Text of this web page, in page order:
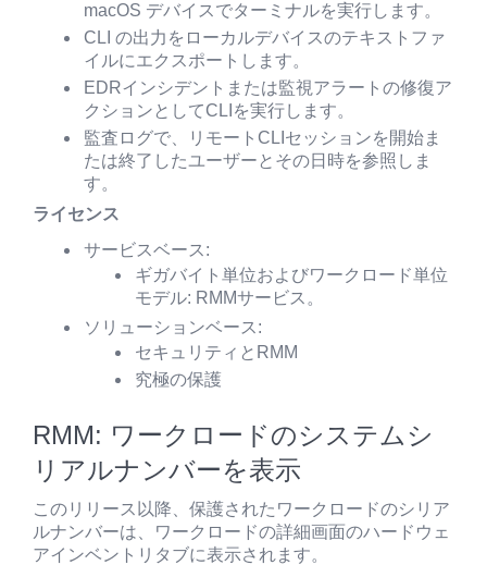
macOS デバイスでターミナルを実行します。
CLI の出力をローカルデバイスのテキストファ
イルにエクスポートします。
EDRインシデントまたは監視アラートの修復ア
クションとしてCLIを実行します。
監査ログで、リモートCLIセッションを開始ま
たは終了したユーザーとその日時を参照しま
す。
ライセンス
サービスベース:
ギガバイト単位およびワークロード単位
モデル: RMMサービス。
ソリューションベース:
セキュリティとRMM
究極の保護
RMM: ワークロードのシステムシ
リアルナンバーを表示
このリリース以降、保護されたワークロードのシリア
ルナンバーは、ワークロードの詳細画面のハードウェ
アインベントリタブに表示されます。